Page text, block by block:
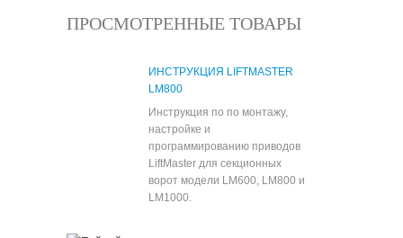
ПРОСМОТРЕННЫЕ ТОВАРЫ
ИНСТРУКЦИЯ LIFTMASTER
LM800
Инструкция по по монтажу,
настройке и
программированию приводов
LiftMaster для секционных
ворот модели LM600, LM800 и
LM1000.